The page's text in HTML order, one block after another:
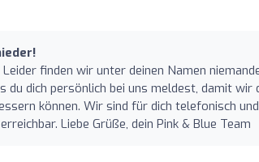
finden wir unter deinen Namen
du dich persönlich bei uns meldest, damit wir
können. Wir sind für dich telefonisch und
Liebe Grüße, dein Pink & Blue Team